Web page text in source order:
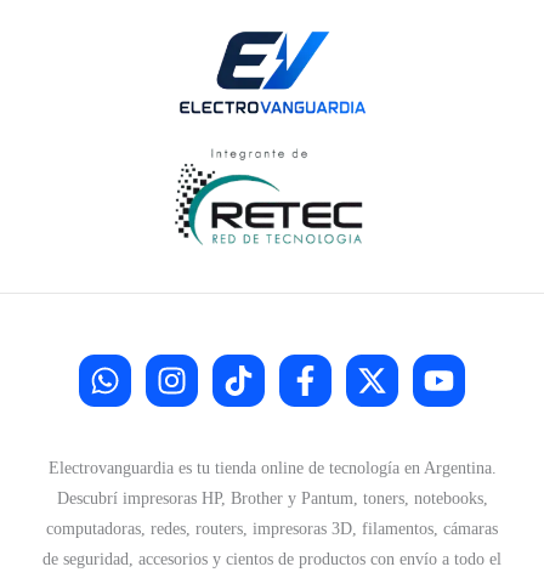
Electrovanguardia es tu tienda online de tecnología en Argentina.
Descubrí impresoras HP, Brother y Pantum, toners, notebooks,
computadoras, redes, routers, impresoras 3D, filamentos, cámaras
de seguridad, accesorios y cientos de productos con envío a todo el